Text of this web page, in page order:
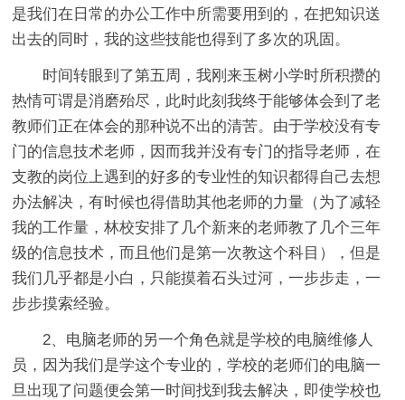
是我们在日常的办公工作中所需要用到的，在把知识送
出去的同时，我的这些技能也得到了多次的巩固。
时间转眼到了第五周，我刚来玉树小学时所积攒的
热情可谓是消磨殆尽，此时此刻我终于能够体会到了老
教师们正在体会的那种说不出的清苦。由于学校没有专
门的信息技术老师，因而我并没有专门的指导老师，在
支教的岗位上遇到的好多的专业性的知识都得自己去想
办法解决，有时候也得借助其他老师的力量（为了减轻
我的工作量，林校安排了几个新来的老师教了几个三年
级的信息技术，而且他们是第一次教这个科目），但是
我们几乎都是小白，只能摸着石头过河，一步步走，一
步步摸索经验。
2、电脑老师的另一个角色就是学校的电脑维修人
员，因为我们是学这个专业的，学校的老师们的电脑一
旦出现了问题便会第一时间找到我去解决，即使学校也